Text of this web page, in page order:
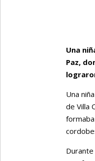
Una
Paz,
Una
de Villa